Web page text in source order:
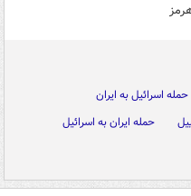
حمله اسرائیل به ایران
حمله ایران به اسرائیل